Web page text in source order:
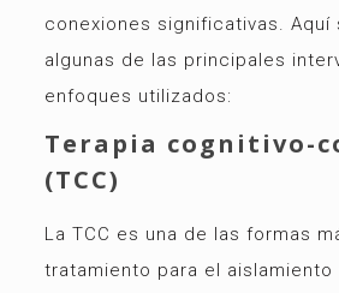
conexiones significativas. Aquí
algunas de las principales
enfoques utilizados:
Terapia cognitivo-
(TCC)
La TCC es una de las formas
tratamiento para el aislamiento